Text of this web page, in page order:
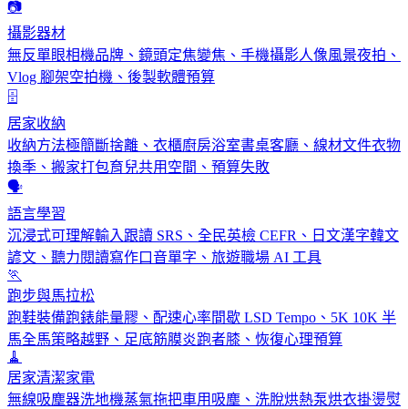
📷
攝影器材
無反單眼相機品牌、鏡頭定焦變焦、手機攝影人像風景夜拍、
Vlog 腳架空拍機、後製軟體預算
🗄️
居家收納
收納方法極簡斷捨離、衣櫃廚房浴室書桌客廳、線材文件衣物
換季、搬家打包育兒共用空間、預算失敗
🗣️
語言學習
沉浸式可理解輸入跟讀 SRS、全民英檢 CEFR、日文漢字韓文
諺文、聽力閱讀寫作口音單字、旅遊職場 AI 工具
🏃
跑步與馬拉松
跑鞋裝備跑錶能量膠、配速心率間歇 LSD Tempo、5K 10K 半
馬全馬策略越野、足底筋膜炎跑者膝、恢復心理預算
🧹
居家清潔家電
無線吸塵器洗地機蒸氣拖把車用吸塵、洗脫烘熱泵烘衣掛燙熨